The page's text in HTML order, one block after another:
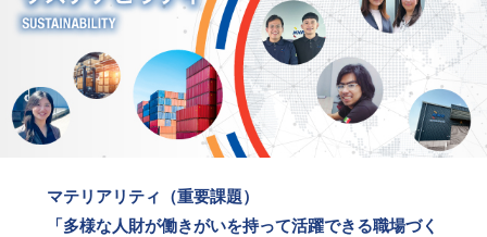
マテリアリティ（重要課題）
「多様な人財が働きがいを持って活躍できる職場づく